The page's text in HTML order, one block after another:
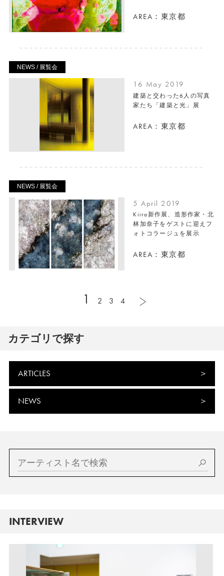
AREA：東京都
NEWS / 展覧会
16 May 2019
建築と交わった6人の写真
家たち「建築と光」展
AREA：東京都
NEWS / 展覧会
5 April 2019
Kiiro新作展、造形作家・北
林加奈子をゲストに迎えフ
ォトコラージュを展示
AREA：東京都
1 2 3 4
カテゴリで探す
ARTICLES
NEWS
INTERVIEW